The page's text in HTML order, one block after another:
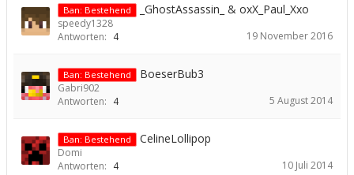
Ban: Bestehend _GhostAssassin_ & oxX_Paul_Xxo
speedy1328
Antworten: 4 19 November 2016
Ban: Bestehend BoeserBub3
Gabri902
Antworten: 4 5 August 2014
Ban: Bestehend CelineLollipop
Domi
Antworten: 4 10 Juli 2014